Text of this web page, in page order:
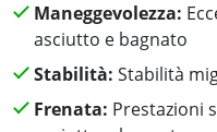
Maneggevolezza:
asciutto e bagnato
Stabilità: Stabilità
Frenata: Prestazioni